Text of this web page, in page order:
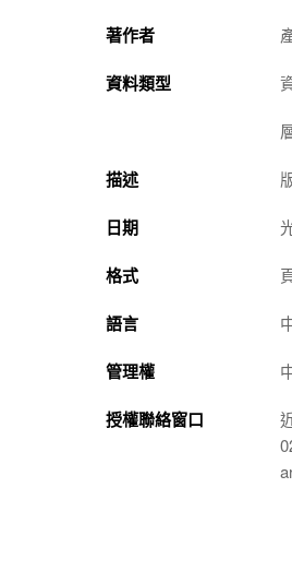
著作者
資料類型
描述
日期
格式
語言
管理權
授權聯絡窗口